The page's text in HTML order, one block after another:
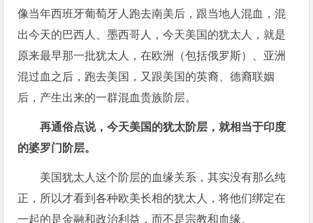
像当年西班牙葡萄牙人跑去南美后，跟当地人混血，混
出今天的巴西人、墨西哥人，今天美国的犹太人，就是
原来最早那一批犹太人，在欧洲（包括俄罗斯）、亚洲
混过血之后，跑去美国，又跟美国的英裔、德裔联姻
后，产生出来的一群混血贵族阶层。
再通俗点说，今天美国的犹太阶层，就相当于印度
的婆罗门阶层。
美国犹太人这个阶层的血缘关系，其实没有那么纯
正，所以才看到各种欧美长相的犹太人，将他们绑定在
一起的是金融和政治利益，而不是宗教和血缘。